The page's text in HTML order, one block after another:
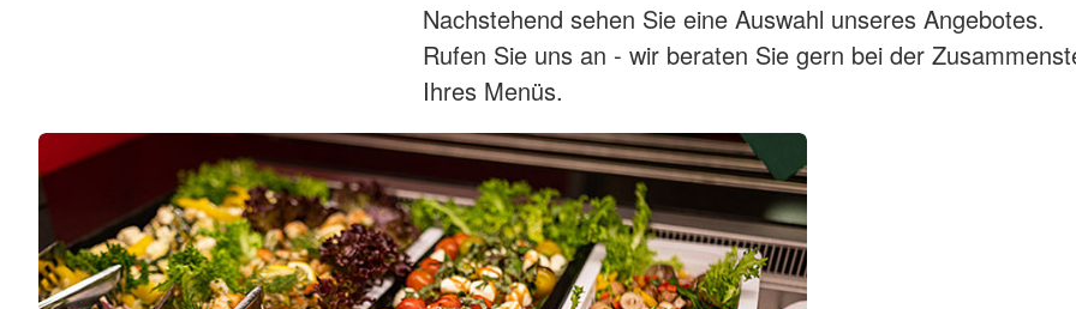
Nachstehend sehen Sie eine Auswahl unseres Angebotes.
Rufen Sie uns an - wir beraten Sie gern bei der
Ihres Menüs.